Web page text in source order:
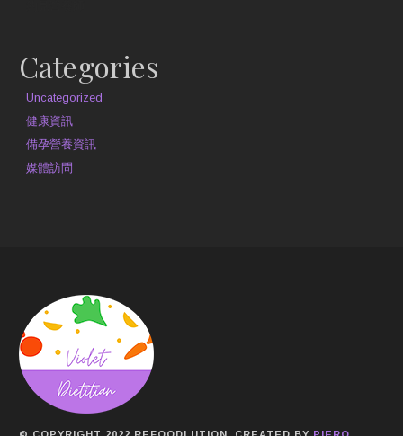
Categories
Uncategorized
健康資訊
備孕營養資訊
媒體訪問
© COPYRIGHT 2022 REFOODLUTION. CREATED BY PIERO